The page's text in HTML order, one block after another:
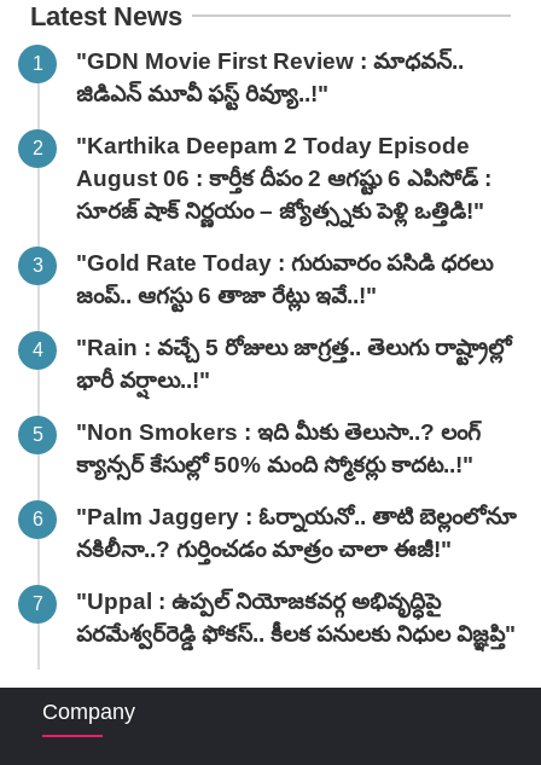
Latest News
"GDN Movie First Review : మాధవన్..
జిడిఎన్ మూవీ ఫ‌స్ట్ రివ్యూ..!"
"Karthika Deepam 2 Today Episode
August 06 : కార్తీక దీపం 2 ఆగష్టు 6 ఎపిసోడ్ :
సూరజ్ షాక్ నిర్ణయం – జ్యోత్స్నకు పెళ్లి ఒత్తిడి!"
"Gold Rate Today : గురువారం పసిడి ధరలు
జంప్.. ఆగస్టు 6 తాజా రేట్లు ఇవే..!"
"Rain : వచ్చే 5 రోజులు జాగ్రత్త.. తెలుగు రాష్ట్రాల్లో
భారీ వ‌ర్షాలు..!"
"Non Smokers : ఇది మీకు తెలుసా..? లంగ్
క్యాన్సర్ కేసుల్లో 50% మంది స్మోకర్లు కాదట..!"
"Palm Jaggery : ఓర్నాయనో.. తాటి బెల్లంలోనూ
నకిలీనా..? గుర్తించడం మాత్రం చాలా ఈజీ!"
"Uppal : ఉప్పల్ నియోజకవర్గ అభివృద్ధిపై
పరమేశ్వర్‌రెడ్డి ఫోకస్.. కీలక పనులకు నిధుల విజ్ఞప్తి"
Company